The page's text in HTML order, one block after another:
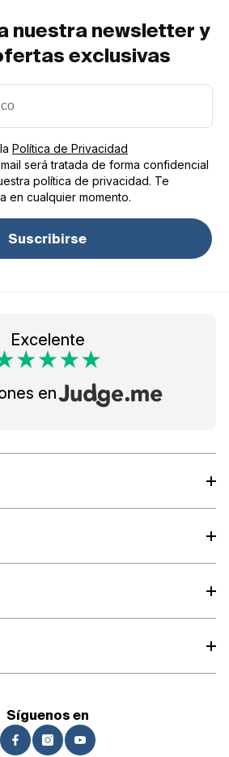
nuestra newsletter y
exclusivas
Política de Privacidad
será tratada de forma confidencial
política de privacidad. Te
en cualquier momento.
Suscribirse
Excelente
en
Síguenos en